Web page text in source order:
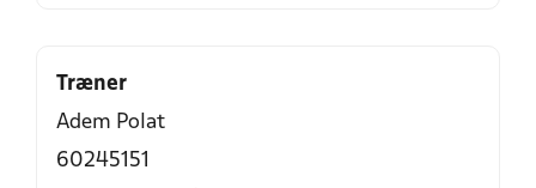
Træner
Adem Polat
60245151